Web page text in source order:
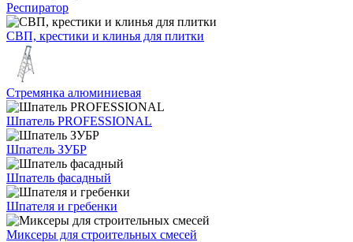
Респиратор
СВП, крестики и клинья для плитки
Стремянка алюминиевая
Шпатель PROFESSIONAL
Шпатель ЗУБР
Шпатель фасадный
Шпателя и гребенки
Миксеры для строительных смесей